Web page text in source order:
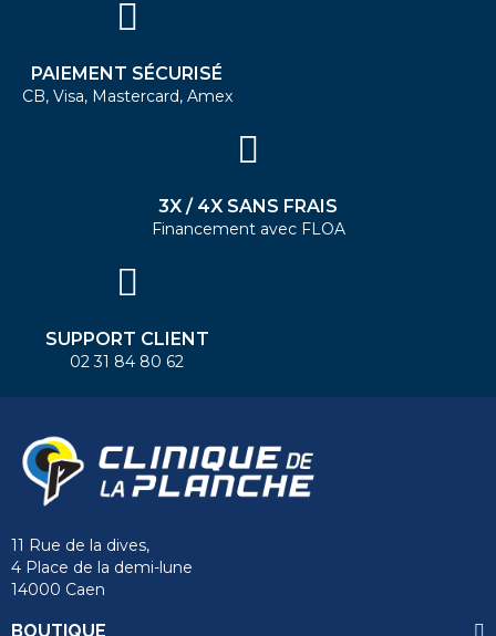
PAIEMENT SÉCURISÉ
CB, Visa, Mastercard, Amex
3X / 4X SANS FRAIS
Financement avec FLOA
SUPPORT CLIENT
02 31 84 80 62
11 Rue de la dives,
4 Place de la demi-lune
14000 Caen
BOUTIQUE